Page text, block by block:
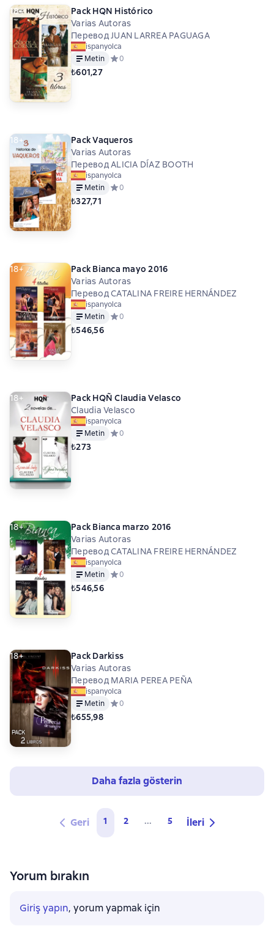
18+
Pack HQN Histórico
Varias Autoras
Перевод JUAN LARREA PAGUAGA
ispanyolca
Metin
Средний рейтинг 0 на основе 0 оценок
0
₺601,27
18+
Pack Vaqueros
Varias Autoras
Перевод ALICIA DÍAZ BOOTH
ispanyolca
Metin
Средний рейтинг 0 на основе 0 оценок
0
₺327,71
18+
Pack Bianca mayo 2016
Varias Autoras
Перевод CATALINA FREIRE HERNÁNDEZ
ispanyolca
Metin
Средний рейтинг 0 на основе 0 оценок
0
₺546,56
18+
Pack HQÑ Claudia Velasco
Claudia Velasco
ispanyolca
Metin
Средний рейтинг 0 на основе 0 оценок
0
₺273
18+
Pack Bianca marzo 2016
Varias Autoras
Перевод CATALINA FREIRE HERNÁNDEZ
ispanyolca
Metin
Средний рейтинг 0 на основе 0 оценок
0
₺546,56
18+
Pack Darkiss
Varias Autoras
Перевод MARIA PEREA PEÑA
ispanyolca
Metin
Средний рейтинг 0 на основе 0 оценок
0
₺655,98
Daha fazla gösterin
Geri 1 2 ... 5 İleri
Yorum bırakın
Giriş yapın, yorum yapmak için